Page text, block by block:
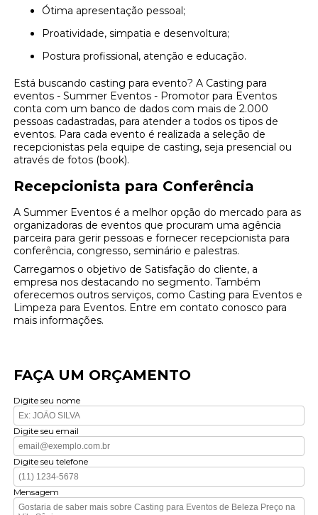
Ótima apresentação pessoal;
Proatividade, simpatia e desenvoltura;
Postura profissional, atenção e educação.
Está buscando casting para evento? A Casting para
eventos - Summer Eventos - Promotor para Eventos
conta com um banco de dados com mais de 2.000
pessoas cadastradas, para atender a todos os tipos de
eventos. Para cada evento é realizada a seleção de
recepcionistas pela equipe de casting, seja presencial ou
através de fotos (book).
Recepcionista para Conferência
A Summer Eventos é a melhor opção do mercado para as
organizadoras de eventos que procuram uma agência
parceira para gerir pessoas e fornecer recepcionista para
conferência, congresso, seminário e palestras.
Carregamos o objetivo de Satisfação do cliente, a
empresa nos destacando no segmento. Também
oferecemos outros serviços, como Casting para Eventos e
Limpeza para Eventos. Entre em contato conosco para
mais informações.
FAÇA UM ORÇAMENTO
Digite seu nome
Digite seu email
Digite seu telefone
Mensagem